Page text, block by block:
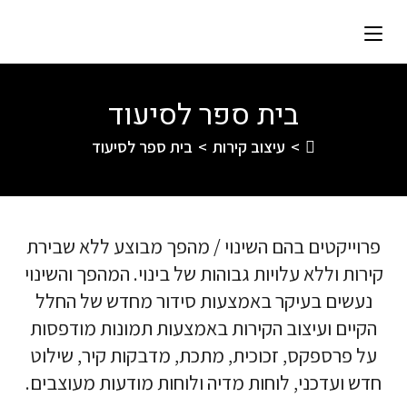
בית ספר לסיעוד
> עיצוב קירות > בית ספר לסיעוד
פרוייקטים בהם השינוי / מהפך מבוצע ללא שבירת
קירות וללא עלויות גבוהות של בינוי. המהפך והשינוי
נעשים בעיקר באמצעות סידור מחדש של החלל
הקיים ועיצוב הקירות באמצעות תמונות מודפסות
על פרספקס, זכוכית, מתכת, מדבקות קיר, שילוט
חדש ועדכני, לוחות מדיה ולוחות מודעות מעוצבים.